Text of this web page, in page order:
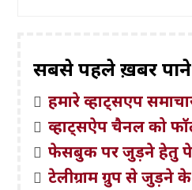
सबसे पहले ख़बरें
हमारे व्हाट्सएप
व्हाट्सऐप चैनल को
फेसबुक पर जुड़ने हेतु
टेलीग्राम ग्रुप से जुड़ने